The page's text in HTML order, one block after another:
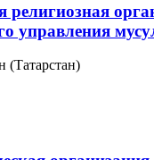
религиозная
управления
(Татарстан)